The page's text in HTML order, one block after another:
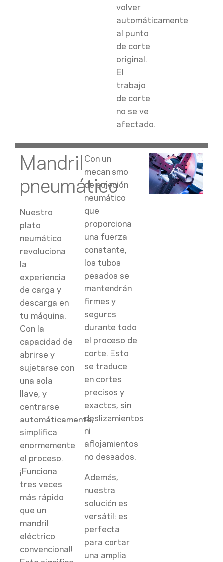
volver
automáticamente
al punto
de corte
original.
El
trabajo
de corte
no se ve
afectado.
Mandril
pneumático
Nuestro
plato
neumático
revoluciona
la
experiencia
de carga y
descarga en
tu máquina.
Con la
capacidad de
abrirse y
sujetarse con
una sola
llave, y
centrarse
automáticamente,
simplifica
enormemente
el proceso.
¡Funciona
tres veces
más rápido
que un
mandril
eléctrico
convencional!
Con un
mecanismo
de sujeción
neumático
que
proporciona
una fuerza
constante,
los tubos
pesados se
mantendrán
firmes y
seguros
durante todo
el proceso de
corte. Esto
se traduce
en cortes
precisos y
exactos, sin
deslizamientos
ni
aflojamientos
no deseados.
Además,
nuestra
solución es
versátil: es
perfecta
para cortar
una amplia